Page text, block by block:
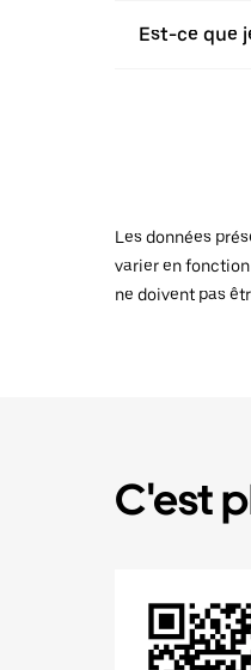
Est-ce que
Les données
varier en
ne doivent pas
C'est